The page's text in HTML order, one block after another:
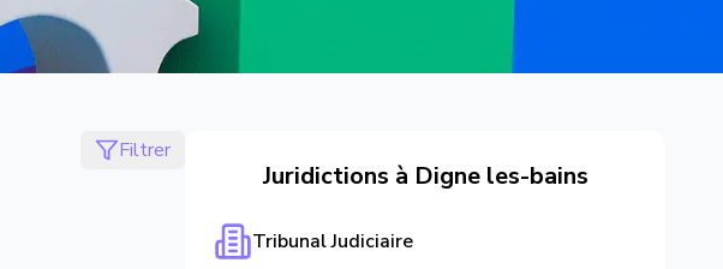
Filtrer
Juridictions à Digne les-bains
Tribunal Judiciaire